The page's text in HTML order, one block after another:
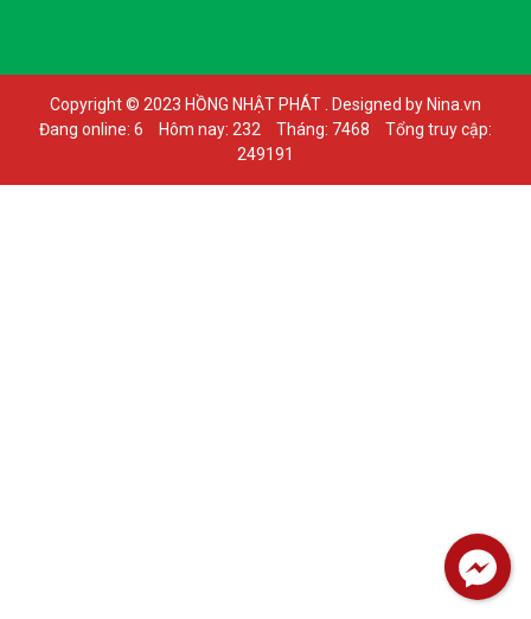
Copyright © 2023 HỒNG NHẬT PHÁT . Designed by Nina.vn
Đang online: 6
Hôm nay: 232 Tháng: 7468
Tổng truy cập:
249191